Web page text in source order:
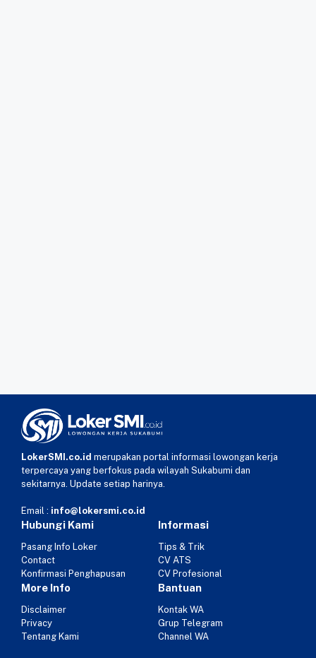
LokerSMI.co.id merupakan portal informasi lowongan kerja
terpercaya yang berfokus pada wilayah Sukabumi dan
sekitarnya. Update setiap harinya.
Email : info@lokersmi.co.id
Hubungi Kami
Pasang Info Loker
Contact
Konfirmasi Penghapusan
Informasi
Tips & Trik
CV ATS
CV Profesional
More Info
Disclaimer
Privacy
Tentang Kami
Bantuan
Kontak WA
Grup Telegram
Channel WA